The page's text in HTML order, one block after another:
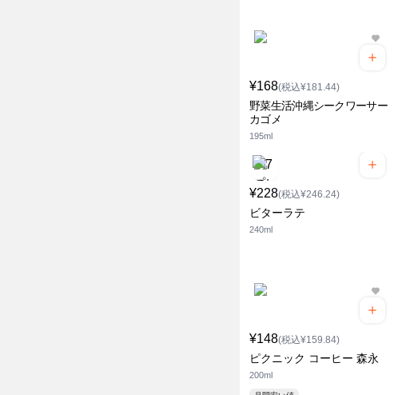
¥168(税込¥181.44)
野菜生活沖縄シークワーサー
カゴメ
195ml
¥228(税込¥246.24)
ビターラテ
240ml
¥148(税込¥159.84)
ピクニック コーヒー 森永
200ml